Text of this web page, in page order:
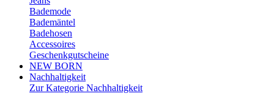
Bademode
Bademäntel
Badehosen
Accessoires
Geschenkgutscheine
NEW BORN
Nachhaltigkeit
Zur Kategorie Nachhaltigkeit